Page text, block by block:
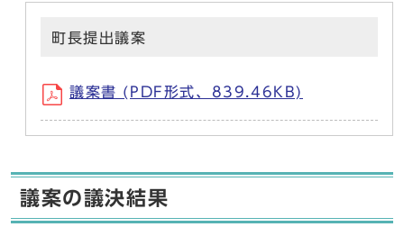
町長提出議案
議案書 (PDF形式、839.46KB)
議案の議決結果